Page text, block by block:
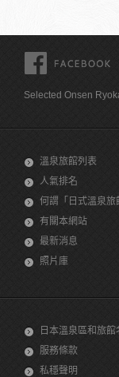
Selected Onsen
溫泉旅館列表
人氣排名
何謂「日式溫泉旅
有關本網站
最新消息
照片庫
日本溫泉區和旅館
服務條款
私穩聲明